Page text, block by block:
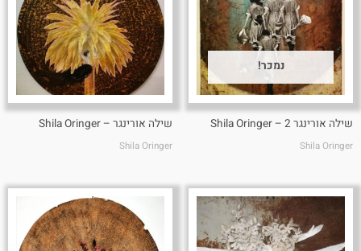
נמכר!
שילה אורינגר 2 – Shila Oringer
Shila Oringer
שילה אורינגר – Shila Oringer
Shila Oringer